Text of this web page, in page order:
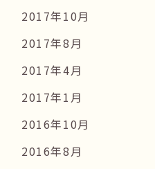
2017年10月
2017年8月
2017年4月
2017年1月
2016年10月
2016年8月